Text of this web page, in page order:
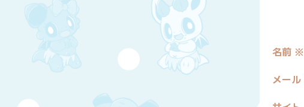
名前 ※
メール